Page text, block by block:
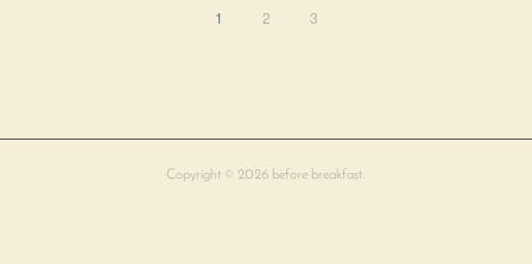
1 2 3
Copyright © 2026 before breakfast.